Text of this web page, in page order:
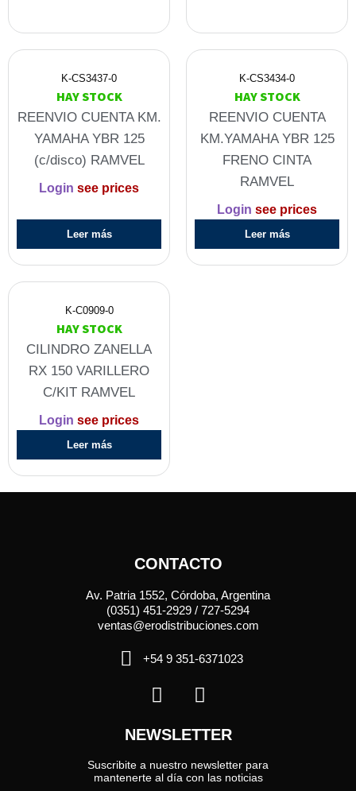
K-CS3437-0
HAY STOCK
REENVIO CUENTA KM.
YAMAHA YBR 125
(c/disco) RAMVEL
Login see prices
Leer más
K-CS3434-0
HAY STOCK
REENVIO CUENTA
KM.YAMAHA YBR 125
FRENO CINTA
RAMVEL
Login see prices
Leer más
K-C0909-0
HAY STOCK
CILINDRO ZANELLA
RX 150 VARILLERO
C/KIT RAMVEL
Login see prices
Leer más
CONTACTO
Av. Patria 1552, Córdoba, Argentina
(0351) 451-2929 / 727-5294
ventas@erodistribuciones.com
+54 9 351-6371023
NEWSLETTER
Suscribite a nuestro newsletter para
mantenerte al día con las noticias